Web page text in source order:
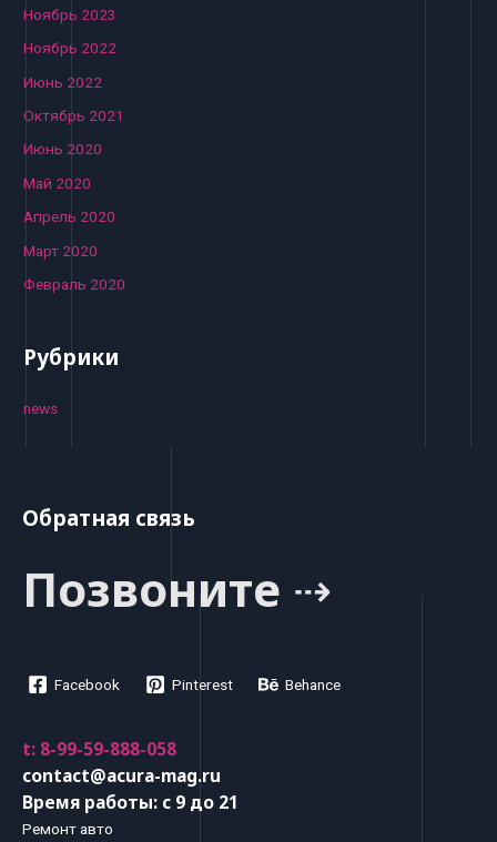
Ноябрь 2023
Ноябрь 2022
Июнь 2022
Октябрь 2021
Июнь 2020
Май 2020
Апрель 2020
Март 2020
Февраль 2020
Рубрики
news
Обратная связь
Позвоните ⇢
Facebook Pinterest Behance
t: 8-99-59-888-058
contact@acura-mag.ru
Время работы: с 9 до 21
Ремонт авто